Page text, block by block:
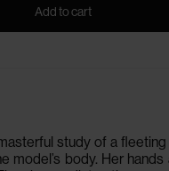
Add to cart
study of a
body. Her hands